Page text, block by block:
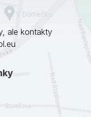
ale kontakty